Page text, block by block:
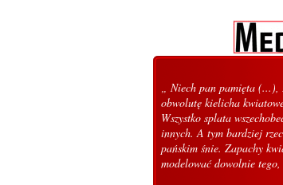
„ Niech pan pamięta (...),
obwolutę kielicha
Wszystko splata
innych. A tym bardziej
pańskim śnie. Zapachy
modelować dowolnie